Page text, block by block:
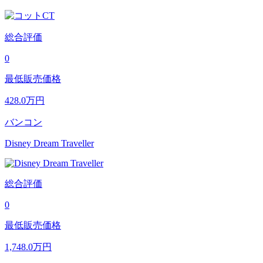
総合評価
0
最低販売価格
428.0万円
バンコン
Disney Dream Traveller
総合評価
0
最低販売価格
1,748.0万円